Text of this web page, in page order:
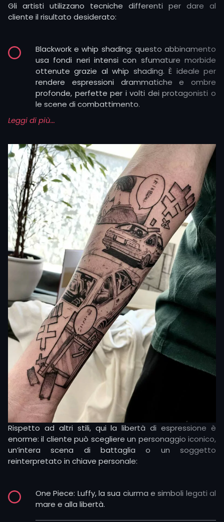
Gli artisti utilizzano tecniche differenti per dare al
cliente il risultato desiderato:
Blackwork e whip shading: questo abbinamento
usa fondi neri intensi con sfumature morbide
ottenute grazie al whip shading. È ideale per
rendere espressioni drammatiche e ombre
profonde, perfette per i volti dei protagonisti o
le scene di combattimento.
incisioni, con linee sottili e parallele che
costruiscono texture e dettagli. Si adatta a
tatuaggi anime dallo stile più grafico, come
simboli, armi o loghi delle serie.
Colored: colori saturi e brillanti che richiamano
direttamente i cartoni animati originali. Qui ogni
tonalità ha un ruolo fondamentale: il rosso di
una bandana, il giallo acceso di un Pokémon, il
blu profondo di un cielo in battaglia.
Neo Traditional: unisce i tratti marcati del
traditional con dettagli moderni, dando
spessore ai personaggi anime e aggiungendo
elementi decorativi. È una scelta ideale per chi
vuole un tatuaggio dinamico e allo stesso
tempo elegante.
I tatuaggi sugli anime offrono infinite possibilità
creative.
La loro forza sta nella varietà: da piccoli simboli
nascosti a grandi composizioni che coprono interi arti.
Ogni disegno può raccontare un legame con una saga
amata o un momento di vita in cui quel cartone ha
lasciato un segno.
Leggi di più...
Rispetto ad altri stili, qui la libertà di espressione è
enorme: il cliente può scegliere un personaggio iconico,
un’intera scena di battaglia o un soggetto
reinterpretato in chiave personale:
One Piece: Luffy, la sua ciurma e simboli legati al
mare e alla libertà.